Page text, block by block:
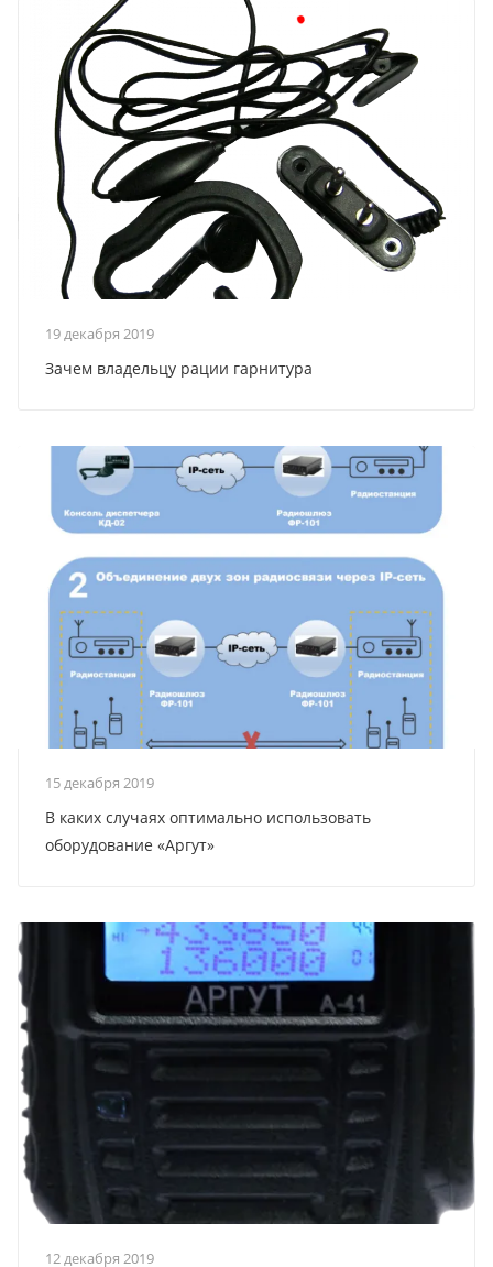
19 декабря 2019
Зачем владельцу рации гарнитура
15 декабря 2019
В каких случаях оптимально использовать
оборудование «Аргут»
12 декабря 2019